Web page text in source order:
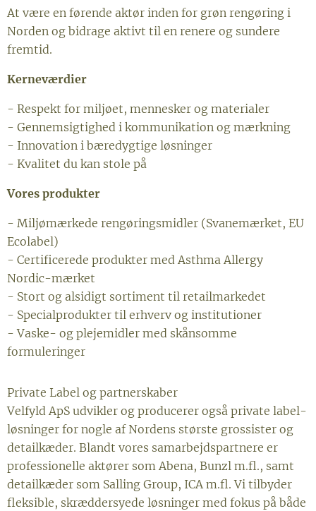
At være en førende aktør inden for grøn rengøring i
Norden og bidrage aktivt til en renere og sundere
fremtid.
Kerneværdier
- Respekt for miljøet, mennesker og materialer
- Gennemsigtighed i kommunikation og mærkning
- Innovation i bæredygtige løsninger
- Kvalitet du kan stole på
Vores produkter
- Miljømærkede rengøringsmidler (Svanemærket, EU
Ecolabel)
- Certificerede produkter med Asthma Allergy
Nordic-mærket
- Stort og alsidigt sortiment til retailmarkedet
- Specialprodukter til erhverv og institutioner
- Vaske- og plejemidler med skånsomme
formuleringer
Private Label og partnerskaber
Velfyld ApS udvikler og producerer også private label-
løsninger for nogle af Nordens største grossister og
detailkæder. Blandt vores samarbejdspartnere er
professionelle aktører som Abena, Bunzl m.fl., samt
detailkæder som Salling Group, ICA m.fl. Vi tilbyder
fleksible, skræddersyede løsninger med fokus på både